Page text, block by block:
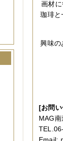
画材
珈琲と
興味
[お問
MAG